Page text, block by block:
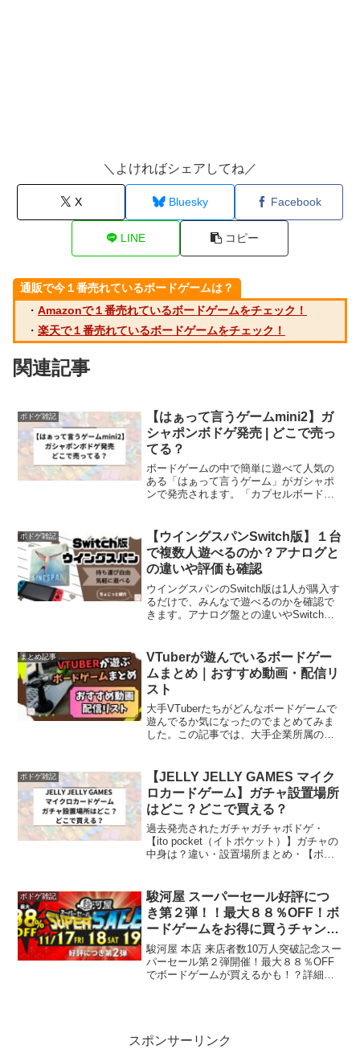
＼よければシェアしてね／
X Bluesky Facebook
LINE コピー
通販で今１番売れているボードゲームは？
・ Amazonで１番売れているボードゲームをチェック！
・ 楽天で１番売れているボードゲームをチェック！
関連記事
ボドゲ雑記
【はぁって言うゲームmini2】ガ
シャポンボドゲ発売 | どこで売っ
てる？
ボードゲームの中で簡単に遊べて人気の
ある「はぁって言うゲーム」がガシャポ
ンで発売されます。「カプセルボードゲ
とがあります。詳しくは以下リンクか
ら。はぁって...
ボドゲ雑記
【ウイングスパンSwitch版】１台
で複数人遊べるのか？アナログと
の違いや評価も確認
ウイングスパンのSwitch版は1人が購入す
るだけで、みんなで遊べるのかを確認で
きます。アナログ盤との違いやSwitch版
まとめ記事
VTuberが遊んでいるボードゲー
ムまとめ｜おすすめ動画・配信リ
スト
大手VTuberたちがどんなボードゲームで
遊んでるか気になったのでまとめてみま
した。この記事では、大手企業所属の
ゲームたった今考えたプロポーズの言葉
を君に捧ぐよ。...
ボドゲ雑記
【JELLY JELLY GAMES マイク
ロカードゲーム】ガチャ設置場所
はどこ？どこで買える？
過去発売されたガチャガチャボドゲ・
【ito pocket（イトポケット）】ガチャの
中身は？違い・設置場所まとめ・【ボブ
った今考えたプロポーズの言葉を君に捧
ぐよ。mi...
ボドゲ雑記
駿河屋 スーパーセール好評につ
き第２弾！！最大８８％OFF！ボ
ードゲームをお得に買うチャン
ス！！
駿河屋 本店 来店者数10万人突破記念スー
パーセール第２弾開催！最大８８％OFF
でボードゲームが買えるかも！？詳細を
スポンサーリンク